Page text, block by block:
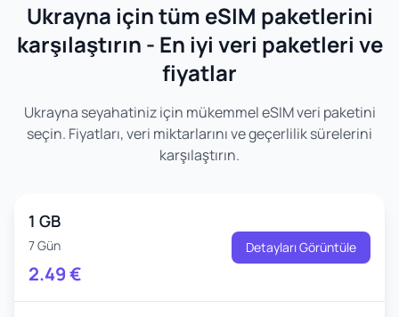
Ukrayna için tüm eSIM paketlerini
karşılaştırın - En iyi veri paketleri ve
fiyatlar
Ukrayna seyahatiniz için mükemmel eSIM veri paketini
seçin. Fiyatları, veri miktarlarını ve geçerlilik sürelerini
karşılaştırın.
1 GB
7 Gün
2.49€
Detayları Görüntüle